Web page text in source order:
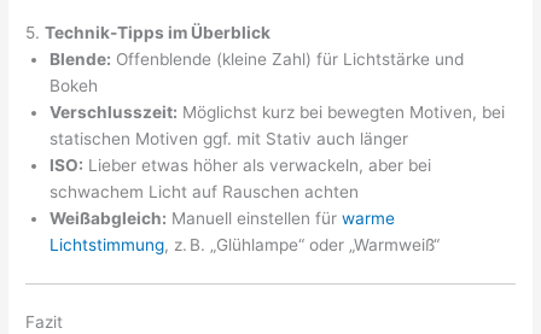
5.Technik-Tipps im Überblick
Blende: Offenblende (kleine Zahl) für Lichtstärke und
Bokeh
Verschlusszeit: Möglichst kurz bei bewegten Motiven, bei
statischen Motiven ggf. mit Stativ auch länger
ISO: Lieber etwas höher als verwackeln, aber bei
schwachem Licht auf Rauschen achten
Weißabgleich: Manuell einstellen fürwarme
Lichtstimmung, z. B. „Glühlampe“ oder „Warmweiß“
Fazit